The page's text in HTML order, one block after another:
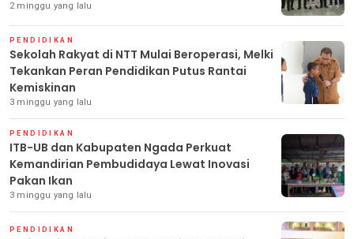
2 minggu yang lalu
PENDIDIKAN
Sekolah Rakyat di NTT Mulai Beroperasi, Melki
Tekankan Peran Pendidikan Putus Rantai
Kemiskinan
3 minggu yang lalu
PENDIDIKAN
ITB-UB dan Kabupaten Ngada Perkuat
Kemandirian Pembudidaya Lewat Inovasi
Pakan Ikan
3 minggu yang lalu
PENDIDIKAN